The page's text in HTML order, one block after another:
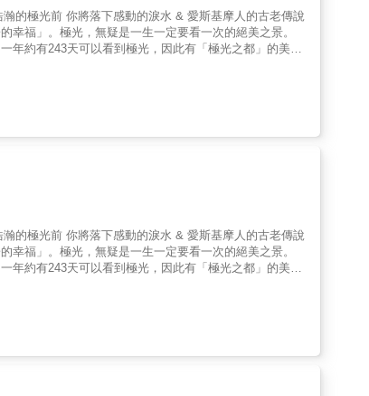
產主題旅遊路線，精選世界遺產旅遊熱點，濃縮遊程精
報導，一次全收錄！本書以50萬字詳實介紹遍及歐洲、
圖，一書在手，暢遊全球！
的極光前 你將落下感動的淚水 & 愛斯基摩人的古老傳說
福」。極光，無疑是一生一定要看一次的絕美之景。
年約有243天可以看到極光，因此有「極光之都」的美
他的帶領下，於浩瀚的極光前落下感動淚水，感受到前所
、幻燈片的傳統影像，到如今的數位拍攝，各種顏色、
用豐富的知識，不僅滿足旅人的所有行程需求，作者更
照精選，最震撼的視覺盛宴。 ★極光怎麼追？到哪看？
的極光前 你將落下感動的淚水 & 愛斯基摩人的古老傳說
福」。極光，無疑是一生一定要看一次的絕美之景。
年約有243天可以看到極光，因此有「極光之都」的美
的帶領下，於浩瀚的極光前落下感動淚水，感受到前所
、幻燈片的傳統影像，到如今的數位拍攝，各種顏色、
用豐富的知識，不僅滿足旅人的所有行程需求，作者更
照精選，最震撼的視覺盛宴。 ★極光怎麼追？到哪看？